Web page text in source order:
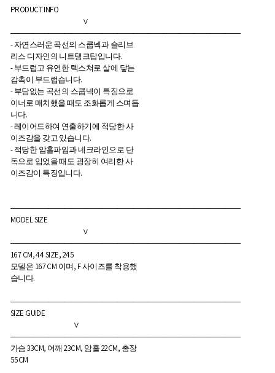
PRODUCT INFO
∨
――――――――――――――――――――――――――――――
- 자연스러운 곡선의 스쿱넥과 슬리브
리스 디자인의 니트탱크탑입니다.
- 부드럽고 유연한 텍스쳐로 살에 닿는
감촉이 부드럽습니다.
- 부담없는 곡선의 스쿱넥이 특징으로
이너로 매치했을 때도 조화롭게 스며듭
니다.
- 레이어드하여 연출하기에 적당한 사
이즈감을 갖고 있습니다.
- 적당한 암홀파임과 네크라인으로 단
독으로 입었을 때도 굉장히 여리한 사
이즈감이 특징입니다.
――――――――――――――――――――――――――――――
MODEL SIZE
∨
――――――――――――――――――――――――――――――
167 CM, 44 SIZE, 245
모델은 167 CM 이며, F 사이즈를 착용했
습니다.
――――――――――――――――――――――――――――――
SIZE GUIDE
∨
――――――――――――――――――――――――――――――
가슴 33CM, 어깨 23CM, 암홀 22CM, 총장
55CM